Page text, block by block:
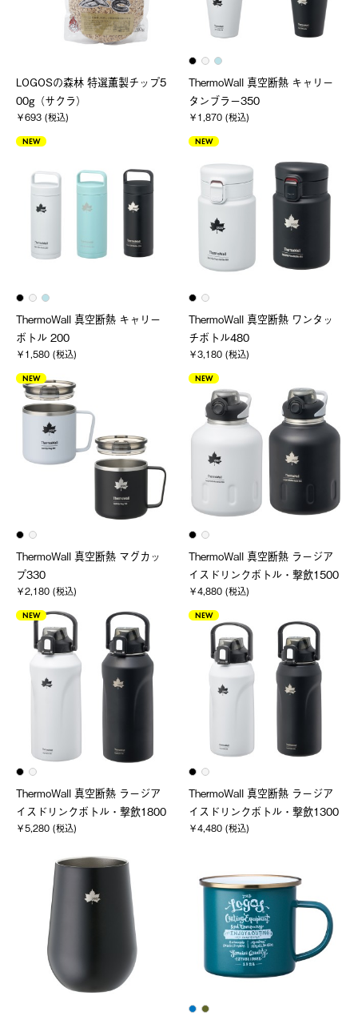
LOGOSの森林 特選薫製チップ5
00g（サクラ）
￥693 (税込)
ThermoWall 真空断熱 キャリー
タンブラー350
￥1,870 (税込)
NEW
ThermoWall 真空断熱 キャリー
ボトル 200
￥1,580 (税込)
NEW
ThermoWall 真空断熱 ワンタッ
チボトル480
￥3,180 (税込)
NEW
ThermoWall 真空断熱 マグカッ
プ330
￥2,180 (税込)
NEW
ThermoWall 真空断熱 ラージア
イスドリンクボトル・撃飲1500
￥4,880 (税込)
NEW
ThermoWall 真空断熱 ラージア
イスドリンクボトル・撃飲1800
￥5,280 (税込)
NEW
ThermoWall 真空断熱 ラージア
イスドリンクボトル・撃飲1300
￥4,480 (税込)